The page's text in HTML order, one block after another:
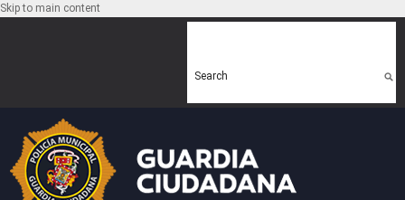
Skip to main content
Search